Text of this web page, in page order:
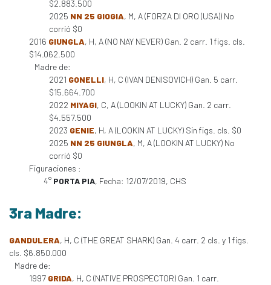
$2.883.500
2025 NN 25 GIOGIA, M, A (FORZA DI ORO (USA)) No
corrió $0
2016 GIUNGLA, H, A (NO NAY NEVER) Gan. 2 carr. 1 figs. cls.
$14.062.500
Madre de:
2021 GONELLI, H, C (IVAN DENISOVICH) Gan. 5 carr.
$15.664.700
2022 MIYAGI, C, A (LOOKIN AT LUCKY) Gan. 2 carr.
$4.557.500
2023 GENIE, H, A (LOOKIN AT LUCKY) Sin figs. cls. $0
2025 NN 25 GIUNGLA, M, A (LOOKIN AT LUCKY) No
corrió $0
Figuraciones :
4° PORTA PIA, Fecha: 12/07/2019, CHS
3ra Madre:
GANDULERA, H, C (THE GREAT SHARK) Gan. 4 carr. 2 cls. y 1 figs.
cls. $6.850.000
Madre de:
1997 GRIDA, H, C (NATIVE PROSPECTOR) Gan. 1 carr.